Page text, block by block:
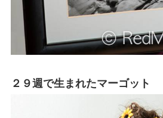
２９週で生まれたマーゴット